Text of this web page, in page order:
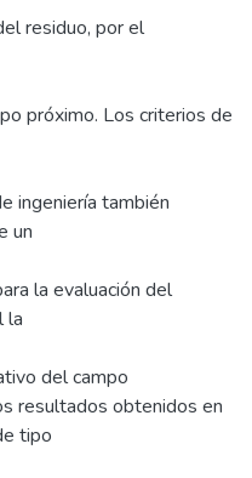
residuo, por el
próximo. Los criterios de
ingeniería también
un
la evaluación del
la
del campo
resultados obtenidos en
tipo